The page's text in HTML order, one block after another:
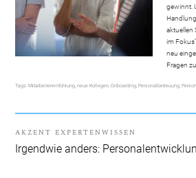
gewinnt.
aktuellen
im
neu
Fragen
Tags:Mitarbeitereinführung ,neue Kollegen ,Onboarding ,Personalbetreuung ,
AKZENT EXPERTENWISSEN
Irgendwie anders: